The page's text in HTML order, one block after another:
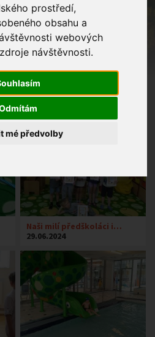
prostředí,
obsahu a
webových
návštěvnosti.
mé předvolby
Naši milí předškoláci i…
29.06.2024